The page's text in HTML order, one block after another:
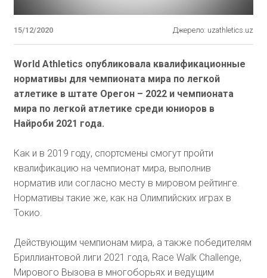
15/12/2020 Джерело: uzathletics.uz
World Athletics опубликовала квалификационные
нормативы для чемпионата мира по легкой
атлетике в штате Орегон – 2022 и чемпионата
мира по легкой атлетике среди юниоров в
Найроби 2021 года.
Как и в 2019 году, спортсмены смогут пройти
квалификацию на чемпионат мира, выполнив
норматив или согласно месту в мировом рейтинге.
Нормативы такие же, как на Олимпийских играх в
Токио.
Действующим чемпионам мира, а также победителям
Бриллиантовой лиги 2021 года, Race Walk Challenge,
Мирового Вызова в многоборьях и ведущим